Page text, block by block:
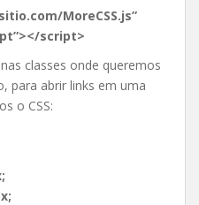
MoreCSS.js”
script>
classes onde queremos
para abrir links em uma
o CSS: